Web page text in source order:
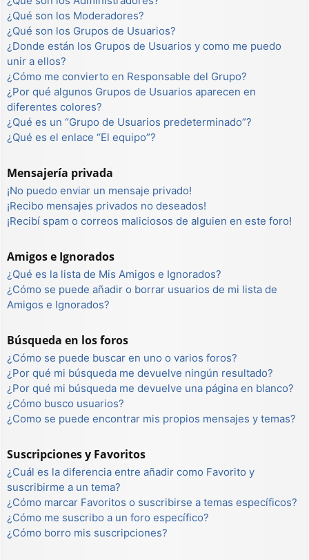
¿Qué son los Moderadores?
¿Qué son los Grupos de Usuarios?
¿Donde están los Grupos de Usuarios y como me puedo
unir a ellos?
¿Cómo me convierto en Responsable del Grupo?
¿Por qué algunos Grupos de Usuarios aparecen en
diferentes colores?
¿Qué es un “Grupo de Usuarios predeterminado”?
¿Qué es el enlace “El equipo”?
Mensajería privada
¡No puedo enviar un mensaje privado!
¡Recibo mensajes privados no deseados!
¡Recibí spam o correos maliciosos de alguien en este foro!
Amigos e Ignorados
¿Qué es la lista de Mis Amigos e Ignorados?
¿Cómo se puede añadir o borrar usuarios de mi lista de
Amigos e Ignorados?
Búsqueda en los foros
¿Cómo se puede buscar en uno o varios foros?
¿Por qué mi búsqueda me devuelve ningún resultado?
¿Por qué mi búsqueda me devuelve una página en blanco?
¿Cómo busco usuarios?
¿Como se puede encontrar mis propios mensajes y temas?
Suscripciones y Favoritos
¿Cuál es la diferencia entre añadir como Favorito y
suscribirme a un tema?
¿Cómo marcar Favoritos o suscribirse a temas específicos?
¿Cómo me suscribo a un foro específico?
¿Cómo borro mis suscripciones?